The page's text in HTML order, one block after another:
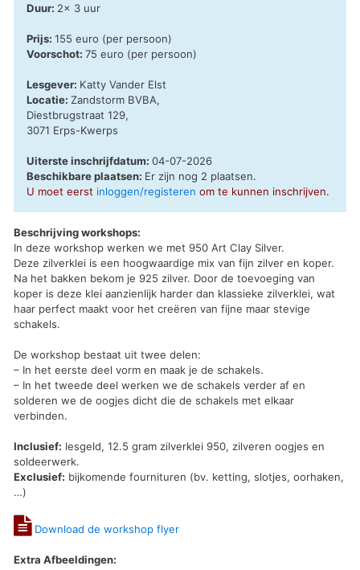
Duur: 2x 3 uur
Prijs:155 euro (per persoon)
Voorschot:75 euro (per persoon)
Lesgever: Katty Vander Elst
Locatie: Zandstorm BVBA,
Diestbrugstraat 129,
3071 Erps-Kwerps
Uiterste inschrijfdatum:04-07-2026
Beschikbare plaatsen: Er zijn nog 2 plaatsen.
U moet eerst inloggen/registeren om te kunnen inschrijven.
Beschrijving workshops:
In deze workshop werken we met 950 Art Clay Silver.
Deze zilverklei is een hoogwaardige mix van fijn zilver en koper.
Na het bakken bekom je 925 zilver. Door de toevoeging van
koper is deze klei aanzienlijk harder dan klassieke zilverklei, wat
haar perfect maakt voor het creëren van fijne maar stevige
schakels.
De workshop bestaat uit twee delen:
– In het eerste deel vorm en maak je de schakels.
– In het tweede deel werken we de schakels verder af en
solderen we de oogjes dicht die de schakels met elkaar
verbinden.
Inclusief: lesgeld, 12.5 gram zilverklei 950, zilveren oogjes en
soldeerwerk.
Exclusief: bijkomende fournituren (bv. ketting, slotjes, oorhaken,
…)
Download de workshop flyer
Extra Afbeeldingen: